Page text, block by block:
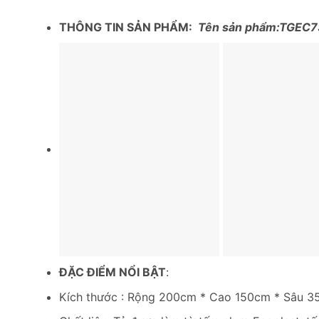
THÔNG TIN SẢN PHẨM: Tên sản
ĐẶC ĐIỂM NỔI BẬT:
Kích thước : Rộng 200cm * Cao 150cm * Sâu